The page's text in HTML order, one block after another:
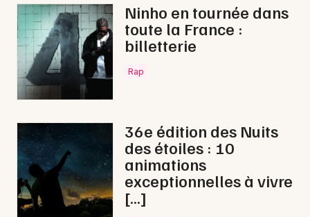
Ninho en tournée dans
toute la France :
billetterie
Rap
36e édition des Nuits
des étoiles : 10
animations
exceptionnelles à vivre
[…]